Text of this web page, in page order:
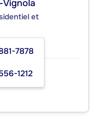
et
7878
1212
INC.